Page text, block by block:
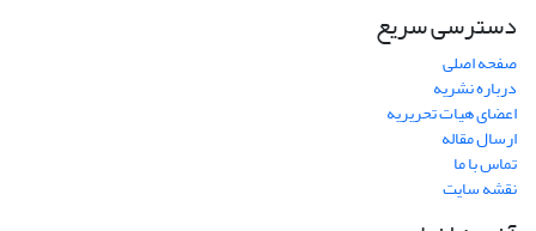
دسترسی سریع
صفحه اصلی
درباره نشریه
اعضای هیات تحریریه
ارسال مقاله
تماس با ما
نقشه سایت